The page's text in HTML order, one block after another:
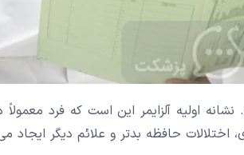
اولیه آلزایمر این است که فرد
اختلالات حافظه بدتر و علائم دیگر